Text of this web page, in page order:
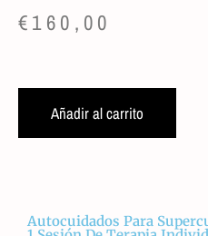
€160,00
Añadir al carrito
Autocuidados Para